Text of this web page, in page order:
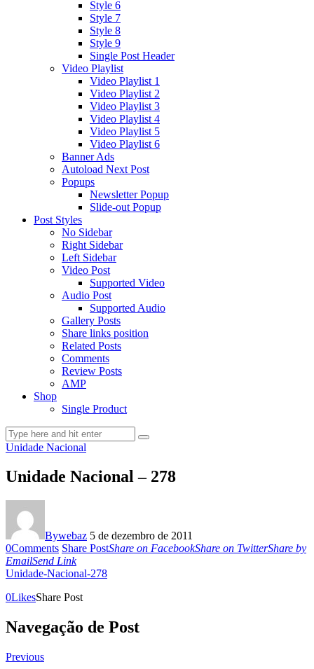
Style 6
Style 7
Style 8
Style 9
Single Post Header
Video Playlist
Video Playlist 1
Video Playlist 2
Video Playlist 3
Video Playlist 4
Video Playlist 5
Video Playlist 6
Banner Ads
Autoload Next Post
Popups
Newsletter Popup
Slide-out Popup
Post Styles
No Sidebar
Right Sidebar
Left Sidebar
Video Post
Supported Video
Audio Post
Supported Audio
Gallery Posts
Share links position
Related Posts
Comments
Review Posts
AMP
Shop
Single Product
Unidade Nacional
Unidade Nacional – 278
Bywebaz 5 de dezembro de 2011
0Comments Share PostShare on FacebookShare on TwitterShare by
EmailSend Link
Unidade-Nacional-278
0LikesShare Post
Navegação de Post
Previous